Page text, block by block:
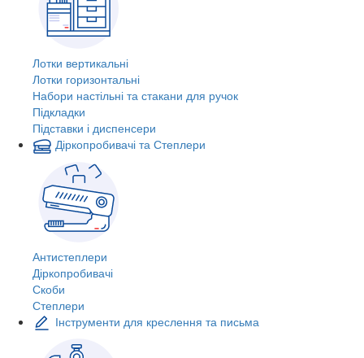
Лотки вертикальні
Лотки горизонтальні
Набори настільні та стакани для ручок
Підкладки
Підставки і диспенсери
Діркопробивачі та Степлери
Антистеплери
Діркопробивачі
Скоби
Степлери
Інструменти для креслення та письма